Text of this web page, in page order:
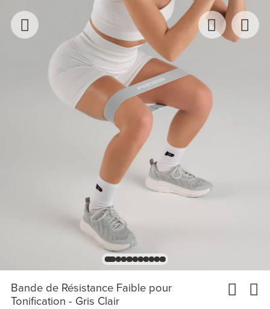
Bande de Résistance Faible pour
Tonification - Gris Clair